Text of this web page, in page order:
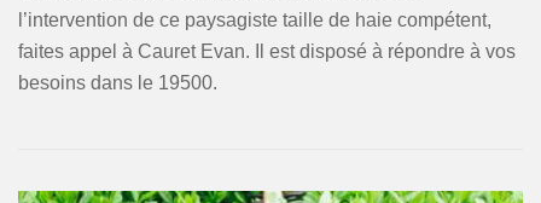
l’intervention de ce paysagiste taille de haie compétent,
faites appel à Cauret Evan. Il est disposé à répondre à vos
besoins dans le 19500.